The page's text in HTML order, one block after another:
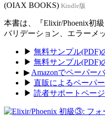
(OIAX BOOKS) Kindle版
本書は、『Elixir/Phoenix初
バリデーション、エラーメ
▶ 無料サンプル(PDF)
▶ 無料サンプル(PDF)
▶ Amazonでペーパー
▶ 直販によるペーパ
▶ 読者サポートページ